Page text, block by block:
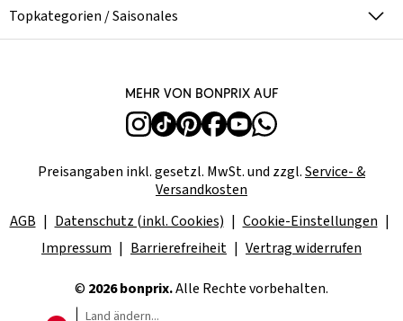
Topkategorien / Saisonales
Mehr von bonprix auf
Preisangaben inkl. gesetzl. MwSt. und zzgl.Service- &
Versandkosten
AGB
Datenschutz (inkl. Cookies)
Cookie-Einstellungen
Impressum
Barrierefreiheit Vertrag widerrufen
© 2026 bonprix.Alle Rechte vorbehalten.
Land ändern...